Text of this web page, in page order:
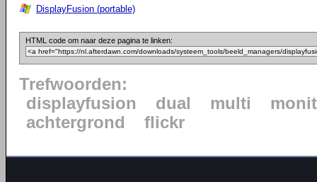
DisplayFusion (portable)
HTML code om naar deze pagina te linken:
Trefwoorden:
displayfusion
dual multi
achtergrond
flickr